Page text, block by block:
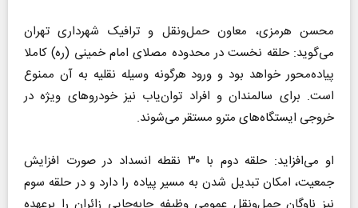
محسن هرمزی، معاون حمل‌ونقل و ترافیک شهرداری تهران
می‌گوید: حلقه نخست در محدوده مصلای امام خمینی (ره) کاملا
پیاده‌محور خواهد بود و ورود هرگونه وسیله نقلیه به آن ممنوع
است. برای سالمندان و افراد توان‌یاب نیز خودرو‌های ویژه در
خروجی ایستگاه‌های مترو مستقر می‌شوند.
او می‌افزاید: حلقه دوم با ۳۰ نقطه انسداد در صورت افزایش
جمعیت، امکان تبدیل شدن به مسیر پیاده را دارد و در حلقه سوم